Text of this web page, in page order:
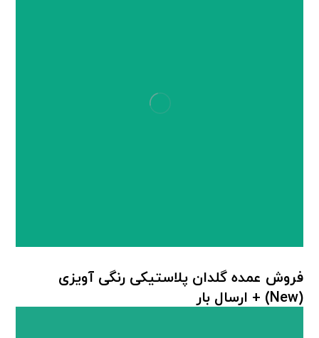
فروش عمده گلدان پلاستیکی رنگی آویزی
(New) + ارسال بار